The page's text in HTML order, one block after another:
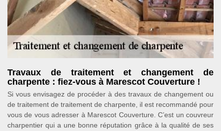
Travaux de traitement et changement de
charpente : fiez-vous à Marescot Couverture !
Si vous envisagez de procéder à des travaux de changement ou
de traitement de traitement de charpente, il est recommandé pour
vous de vous adresser à Marescot Couverture. C’est un couvreur
charpentier qui a une bonne réputation grâce à la qualité de ses